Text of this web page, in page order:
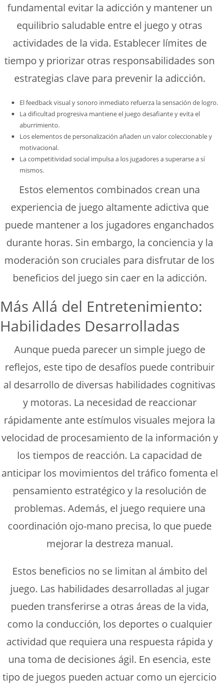
fundamental evitar la adicción y mantener un
equilibrio saludable entre el juego y otras
actividades de la vida. Establecer límites de
tiempo y priorizar otras responsabilidades son
estrategias clave para prevenir la adicción.
El feedback visual y sonoro inmediato refuerza la sensación de logro.
La dificultad progresiva mantiene el juego desafiante y evita el
aburrimiento.
Los elementos de personalización añaden un valor coleccionable y
motivacional.
La competitividad social impulsa a los jugadores a superarse a sí
mismos.
Estos elementos combinados crean una
experiencia de juego altamente adictiva que
puede mantener a los jugadores enganchados
durante horas. Sin embargo, la conciencia y la
moderación son cruciales para disfrutar de los
beneficios del juego sin caer en la adicción.
Más Allá del Entretenimiento:
Habilidades Desarrolladas
Aunque pueda parecer un simple juego de
reflejos, este tipo de desafíos puede contribuir
al desarrollo de diversas habilidades cognitivas
y motoras. La necesidad de reaccionar
rápidamente ante estímulos visuales mejora la
velocidad de procesamiento de la información y
los tiempos de reacción. La capacidad de
anticipar los movimientos del tráfico fomenta el
pensamiento estratégico y la resolución de
problemas. Además, el juego requiere una
coordinación ojo-mano precisa, lo que puede
mejorar la destreza manual.
Estos beneficios no se limitan al ámbito del
juego. Las habilidades desarrolladas al jugar
pueden transferirse a otras áreas de la vida,
como la conducción, los deportes o cualquier
actividad que requiera una respuesta rápida y
una toma de decisiones ágil. En esencia, este
tipo de juegos pueden actuar como un ejercicio